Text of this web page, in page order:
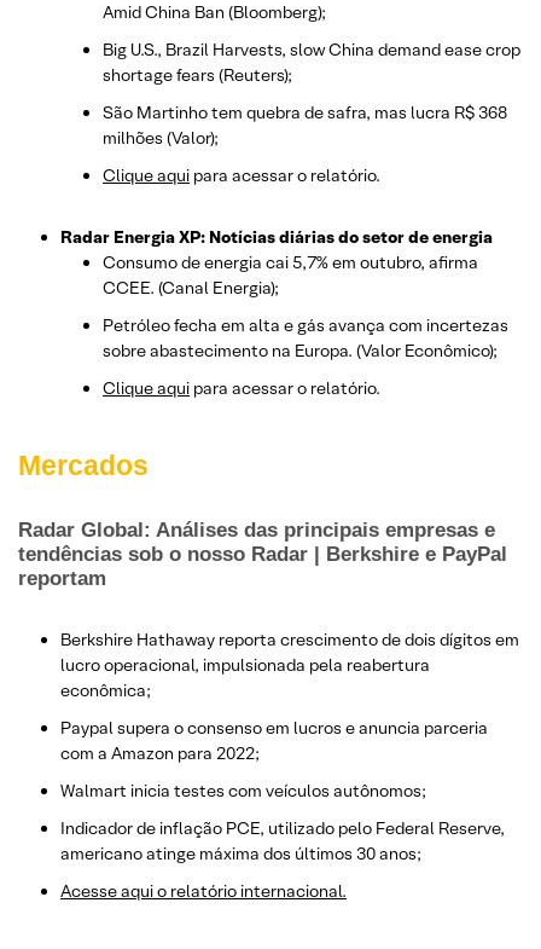
Amid China Ban (Bloomberg);
Big U.S., Brazil Harvests, slow China demand ease crop
shortage fears (Reuters);
São Martinho tem quebra de safra, mas lucra R$ 368
milhões (Valor);
Clique aqui para acessar o relatório.
Radar Energia XP: Notícias diárias do setor de energia
Consumo de energia cai 5,7% em outubro, afirma
CCEE. (Canal Energia);
Petróleo fecha em alta e gás avança com incertezas
sobre abastecimento na Europa. (Valor Econômico);
Clique aqui para acessar o relatório.
Mercados
Radar Global: Análises das principais empresas e
tendências sob o nosso Radar | Berkshire e PayPal
reportam
Berkshire Hathaway reporta crescimento de dois dígitos em
lucro operacional, impulsionada pela reabertura
econômica;
Paypal supera o consenso em lucros e anuncia parceria
com a Amazon para 2022;
Walmart inicia testes com veículos autônomos;
Indicador de inflação PCE, utilizado pelo Federal Reserve,
americano atinge máxima dos últimos 30 anos;
Acesse aqui o relatório internacional.